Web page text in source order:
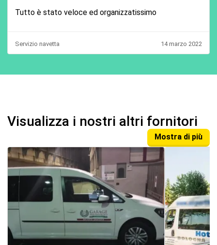
Tutto è stato veloce ed organizzatissimo
Servizio navetta 14 marzo 2022
Visualizza i nostri altri fornitori
Mostra di più